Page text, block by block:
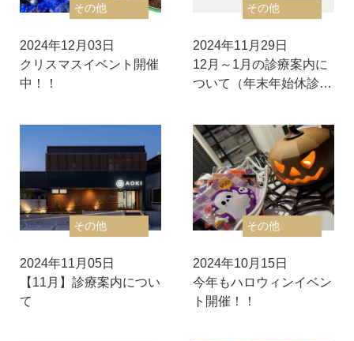
その他
2024年12月03日
クリスマスイベント開催
中！！
その他
2024年11月29日
12月～1月の診療案内に
ついて（年末年始休診…
その他
2024年11月05日
【11月】診療案内につい
て
その他
2024年10月15日
今年もハロウィンイベン
ト開催！！